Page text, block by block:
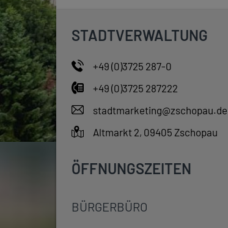
STADTVERWALTUNG
+49 (0)3725 287-0
+49 (0)3725 287222
stadtmarketing@zschopau.de
Altmarkt 2, 09405 Zschopau
ÖFFNUNGSZEITEN
BÜRGERBÜRO